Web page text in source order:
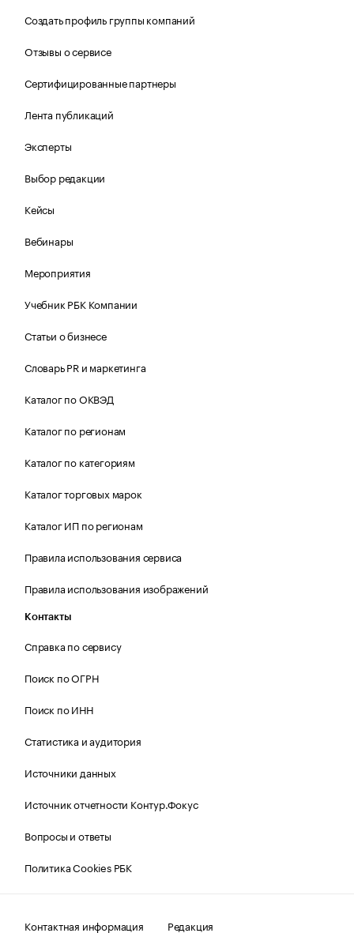
Создать профиль группы компаний
Отзывы о сервисе
Сертифицированные партнеры
Лента публикаций
Эксперты
Выбор редакции
Кейсы
Вебинары
Мероприятия
Учебник РБК Компании
Статьи о бизнесе
Словарь PR и маркетинга
Каталог по ОКВЭД
Каталог по регионам
Каталог по категориям
Каталог торговых марок
Каталог ИП по регионам
Правила использования сервиса
Правила использования изображений
Контакты
Справка по сервису
Поиск по ОГРН
Поиск по ИНН
Статистика и аудитория
Источники данных
Источник отчетности Контур.Фокус
Вопросы и ответы
Политика Cookies РБК
Контактная информация Редакция